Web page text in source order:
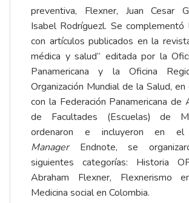
preventiva, Flexner, Juan Cesar
Isabel Rodríguezl. Se complementó
con artículos publicados en la
médica y salud” editada por la
Panamericana y la Oficina
Organización Mundial de la Salud, en
con la Federación Panamericana de
de Facultades (Escuelas) de
ordenaron e incluyeron en el
ManagerEndnote, se
siguientes categorías: Historia
Abraham Flexner, Flexnerismo
Medicina social en Colombia.